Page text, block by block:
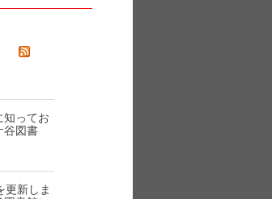
知ってお
谷図書
更新しま